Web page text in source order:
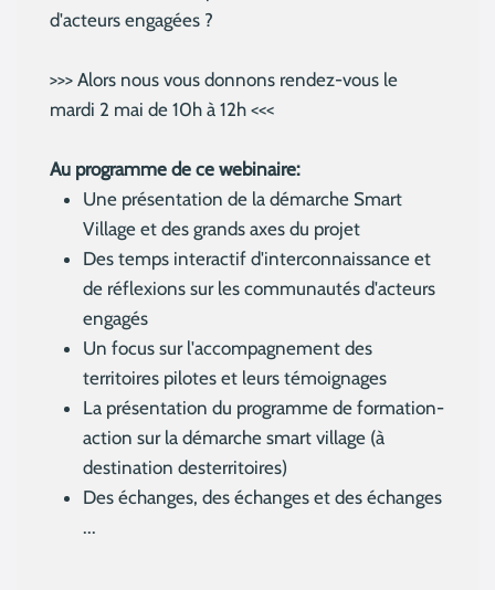
d'acteurs engagées ?
>>> Alors nous vous donnons rendez-vous le
mardi 2 mai de 10h à 12h <<<
Au programme de ce webinaire:
Une présentation de la démarche Smart
Village et des grands axes du projet
Des temps interactif d'interconnaissance et
de réflexions sur les communautés d'acteurs
engagés
Un focus sur l'accompagnement des
territoires pilotes et leurs témoignages
La présentation du programme de formation-
action sur la démarche smart village (à
destination desterritoires)
Des échanges, des échanges et des échanges
...